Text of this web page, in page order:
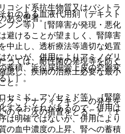
のある血液代用剤（デキスト
プン等）［腎障害が発現・悪化
避けることが望ましく、腎障害
中止し、透析療法等適切な処置
ないが、併用によりアミノグリ
蓄積、近位尿細管上皮の空胞変
）］。
セミド、アゾセミド等）［腎障
するおそれがあるので、併用は
は明確ではないが、併用により
の血中濃度の上昇、腎への蓄積
コシド系抗生物質又はバシトラ
ある患者。
っては、耐性菌の発現等を防ぐ
認し、疾病の治療上必要な最小
と。
ク、アナフィラキシーの発生を
ので、次の措置をとること〔１